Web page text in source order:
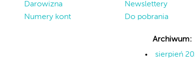
Darowizna
Numery kont
Newslettery
Do pobrania
Archiwum:
sierpień